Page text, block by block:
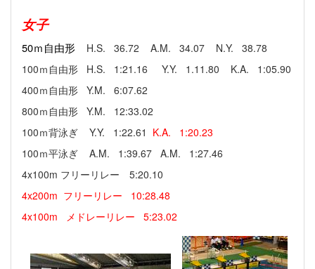
女子
50ｍ自由形 H.S. 36.72 A.M. 34.07 N.Y. 38.78
100ｍ自由形 H.S. 1:21.16 Y.Y. 1.11.80 K.A. 1:05.90
400ｍ自由形 Y.M. 6:07.62
800ｍ自由形 Y.M. 12:33.02
100ｍ背泳ぎ Y.Y. 1:22.61 K.A. 1:20.23
100ｍ平泳ぎ A.M. 1:39.67 A.M. 1:27.46
4x100m フリーリレー 5:20.10
4x200m フリーリレー 10:28.48
4x100m メドレーリレー 5:23.02